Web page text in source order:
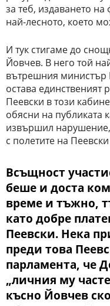
за теб, издаването
най-лесното, което
И тук стигаме до
Йовчев. В него той
вътрешния
остава единственият
Пеевски в този
обясни на публиката
извършил
с полетите на
Всъщност
беше и доста
време и тъжно,
като добре
Пеевски. Нека
преди това
парламента, че
„личния му
късно Йовчев